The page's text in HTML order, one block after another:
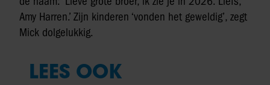
Amy Harren.’ Zijn kinderen ‘vonden het geweldig’, zegt
Mick dolgelukkig.
LEES OOK